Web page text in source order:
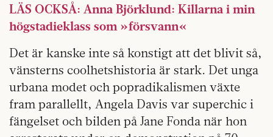
LÄS OCKSÅ: Anna Björklund: Killarna i min
högstadieklass som »försvann«
Det är kanske inte så konstigt att det blivit så,
vänsterns coolhetshistoria är stark. Det unga
urbana modet och popradikalismen växte
fram parallellt, Angela Davis var superchic i
fängelset och bilden på Jane Fonda när hon